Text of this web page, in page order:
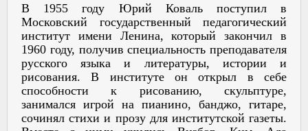
В 1955 году Юрий Коваль поступил в
Московский государственный педагогический
институт имени Ленина, который закончил в
1960 году, получив специальность преподавателя
русского языка и литературы, истории и
рисования. В институте он открыл в себе
способности к рисованию, скульптуре,
занимался игрой на пианино, банджо, гитаре,
сочинял стихи и прозу для институтской газеты.